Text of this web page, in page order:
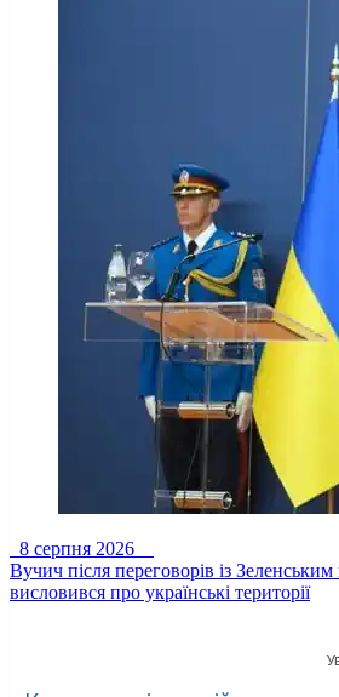
8 серпня 2026
Вучич після переговорів із Зеленським
висловився про українські території